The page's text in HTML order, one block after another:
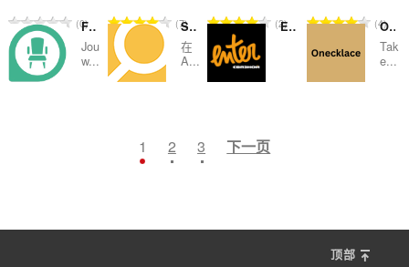
：
：
：
：
总
评
分
0
总
评
分
7
总
2
总
评
分
4
Furn.nl - Online Meubels & Woonblog
Jou
w...
Search products by image
在
A...
分
次
Enter.Ru Кнопка
次
Onecklace
Tak
e...
1 2 3 下一页
顶部